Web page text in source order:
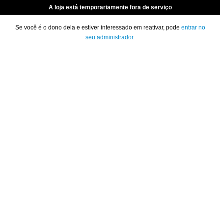
A loja está temporariamente fora de serviço
Se você é o dono dela e estiver interessado em reativar, pode entrar no
seu administrador.